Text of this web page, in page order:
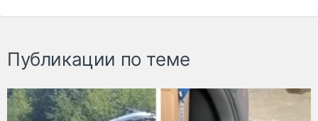
Публикации по теме